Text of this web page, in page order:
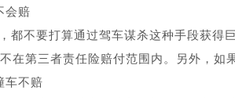
会赔
都不要打算通过驾车谋杀这种手段获得
在第三者责任险赔付范围内。另外，如
车不赔